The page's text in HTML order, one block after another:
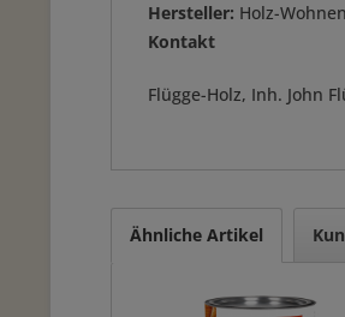
Hersteller: Holz-
Kontakt
Flügge-Holz, Inh. John
Ähnliche Artikel